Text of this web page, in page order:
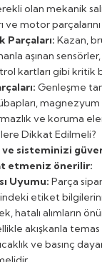
olan mekanik
ve motor
Parçaları: Kazan,
aşınan
kartları gibi kritik
: Genleşme
ve koruma
Dikkat Edilmeli?
sisteminizi
etmeniz önerilir:
Uyumu: Parça
etiket
hatalı alımların
akışkanla
ve basınç